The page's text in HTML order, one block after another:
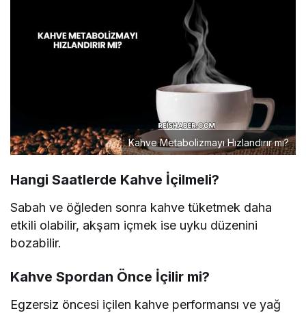
Kahve Metabolizmayı Hızlandırır mı?
Hangi Saatlerde Kahve İçilmeli?
Sabah ve öğleden sonra kahve tüketmek daha
etkili olabilir, akşam içmek ise uyku düzenini
bozabilir.
Kahve Spordan Önce İçilir mi?
Egzersiz öncesi içilen kahve performansı ve yağ